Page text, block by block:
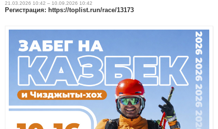
21.03.2026 10:42 – 10.09.2026 10:42
Регистрация: https://toplist.run/race/13173